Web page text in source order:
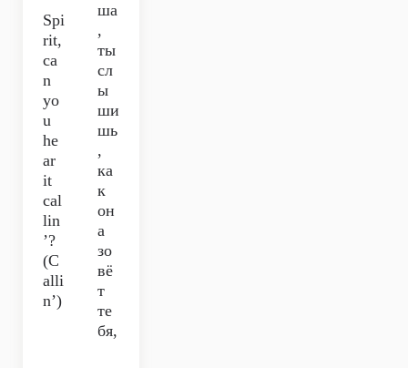
Spi
rit,
ca
n
yo
u
he
ar
it
cal
lin
’?
(C
alli
n’)
ша
,
ты
сл
ы
ши
шь
,
ка
к
он
а
зо
вё
т
те
бя,